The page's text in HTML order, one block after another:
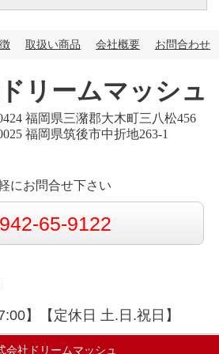
取扱い商品 会社概要 お問合わせ
リームマッシュ
福岡県三潴郡大木町三八松456
福岡県筑後市中折地263-1
にお問合せ下さい
65-9122
】【定休日 土.日.祝日】
会社ドリームマッシュ